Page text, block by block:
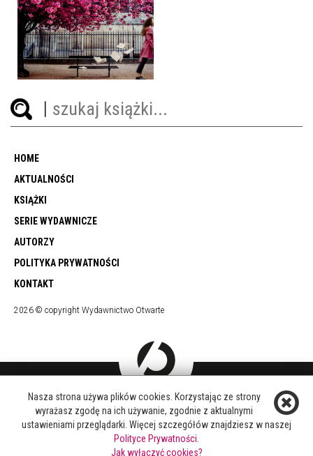
OPRAWA MIĘKKA ZE SKRZYDEŁKAMI
34,90 ZŁ
HOME
AKTUALNOŚCI
KSIĄŻKI
SERIE WYDAWNICZE
AUTORZY
POLITYKA PRYWATNOŚCI
KONTAKT
2026 © copyright Wydawnictwo Otwarte
DOŁĄCZ DO NAS
FACEBOOK
TWITTER
Nasza strona używa plików cookies. Korzystając ze strony
wyrażasz zgodę na ich używanie, zgodnie z aktualnymi
ustawieniami przeglądarki. Więcej szczegółów znajdziesz w naszej
Polityce Prywatności.
Jak wyłączyć cookies?